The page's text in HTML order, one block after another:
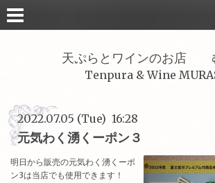
天ぷらとワインのお店
Tenpura & Wine
2022.07.05 (Tue) 16:28
元気わく湧くーポン３
明日から販売の元気わく湧くーポ
ン3は当店でも使用できます！